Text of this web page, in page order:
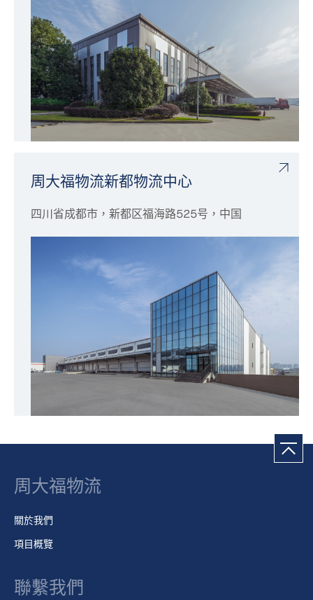
周大福物流新都物流中心
四川省成都市，新都区福海路525号，中国
周大福物流
關於我們
項目概覽
聯繫我們